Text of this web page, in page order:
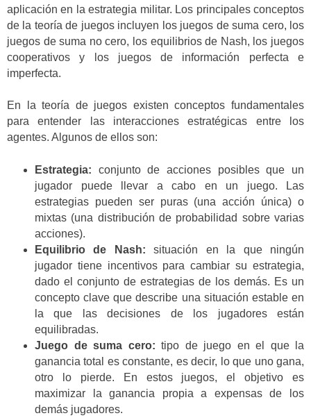
aplicación en la estrategia militar. Los principales conceptos
de la teoría de juegos incluyen los juegos de suma cero, los
juegos de suma no cero, los equilibrios de Nash, los juegos
cooperativos y los juegos de información perfecta e
imperfecta.
En la teoría de juegos existen conceptos fundamentales
para entender las interacciones estratégicas entre los
agentes. Algunos de ellos son:
Estrategia: conjunto de acciones posibles que un
jugador puede llevar a cabo en un juego. Las
estrategias pueden ser puras (una acción única) o
mixtas (una distribución de probabilidad sobre varias
acciones).
Equilibrio de Nash: situación en la que ningún
jugador tiene incentivos para cambiar su estrategia,
dado el conjunto de estrategias de los demás. Es un
concepto clave que describe una situación estable en
la que las decisiones de los jugadores están
equilibradas.
Juego de suma cero: tipo de juego en el que la
ganancia total es constante, es decir, lo que uno gana,
otro lo pierde. En estos juegos, el objetivo es
maximizar la ganancia propia a expensas de los
demás jugadores.